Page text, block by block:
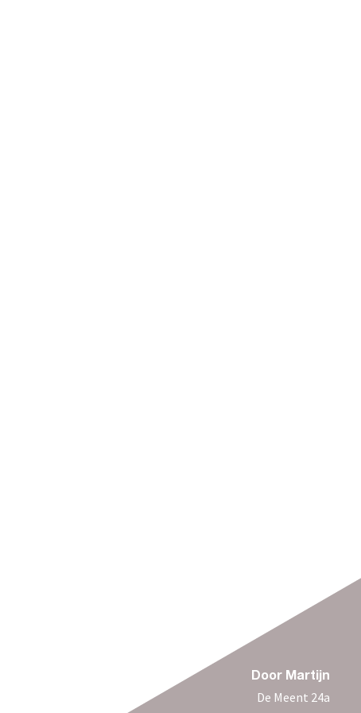
Door Martijn
De Meent 24a